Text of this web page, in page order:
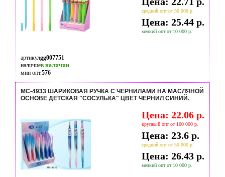
средний опт от 50 000 р.
Цена: 25.44 р.
мелкий опт от 10 000 р.
артикулgg007751
наличиев наличии
мин опт.576
МС-4933 ШАРИКОВАЯ РУЧКА С ЧЕРНИЛАМИ НА МАСЛЯНОЙ
ОСНОВЕ ДЕТСКАЯ "СОСУЛЬКА" ЦВЕТ ЧЕРНИЛ СИНИЙ.
Цена: 22.06 р.
крупный опт от 100 000 р.
Цена: 23.6 р.
средний опт от 50 000 р.
Цена: 26.43 р.
мелкий опт от 10 000 р.